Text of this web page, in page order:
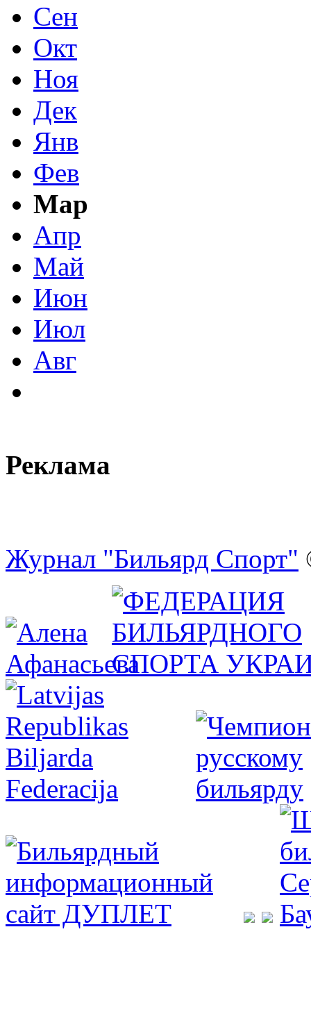
Сен
Окт
Ноя
Дек
Янв
Фев
Мар
Апр
Май
Июн
Июл
Авг
Реклама
Журнал "Бильярд Спорт"